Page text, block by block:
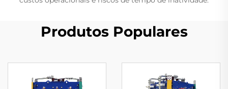
Produtos Populares